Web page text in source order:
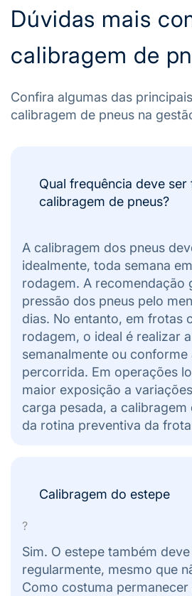
Dúvidas mais
calibragem de
Confira algumas das
calibragem de pneus na
Qual frequência deve ser
calibragem de pneus?
A calibragem dos pneus
idealmente, toda semana
rodagem. A recomendação
pressão dos pneus pelo
dias. No entanto, em frotas
rodagem, o ideal é realizar
semanalmente ou
percorrida. Em operações
maior exposição a
carga pesada, a
da rotina preventiva da
Calibragem do estepe
?
Sim. O estepe também
regularmente, mesmo que
Como costuma